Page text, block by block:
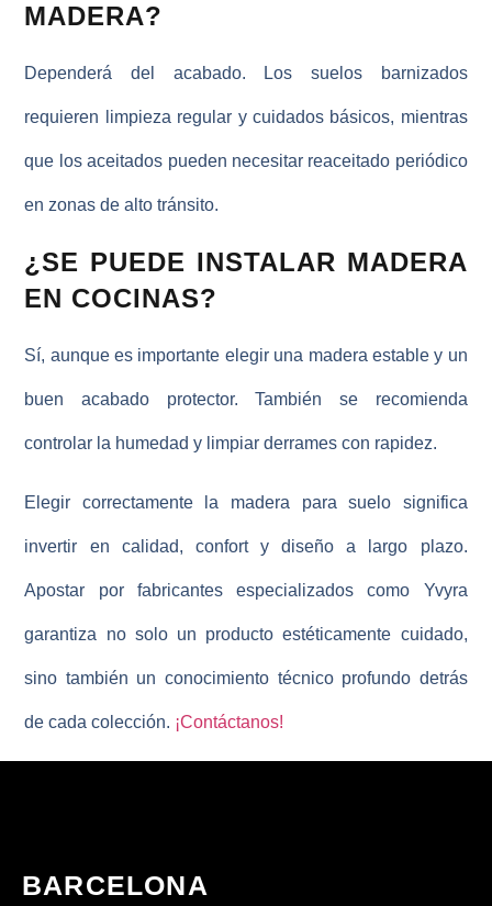
MADERA?
Dependerá del acabado. Los suelos barnizados
requieren limpieza regular y cuidados básicos, mientras
que los aceitados pueden necesitar reaceitado periódico
en zonas de alto tránsito.
¿SE PUEDE INSTALAR MADERA
EN COCINAS?
Sí, aunque es importante elegir una madera estable y un
buen acabado protector. También se recomienda
controlar la humedad y limpiar derrames con rapidez.
Elegir correctamente la madera para suelo significa
invertir en calidad, confort y diseño a largo plazo.
Apostar por fabricantes especializados como Yvyra
garantiza no solo un producto estéticamente cuidado,
sino también un conocimiento técnico profundo detrás
de cada colección. ¡Contáctanos!
BARCELONA